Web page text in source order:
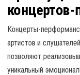
Концерты-
артистов и
позволяют
уникальный